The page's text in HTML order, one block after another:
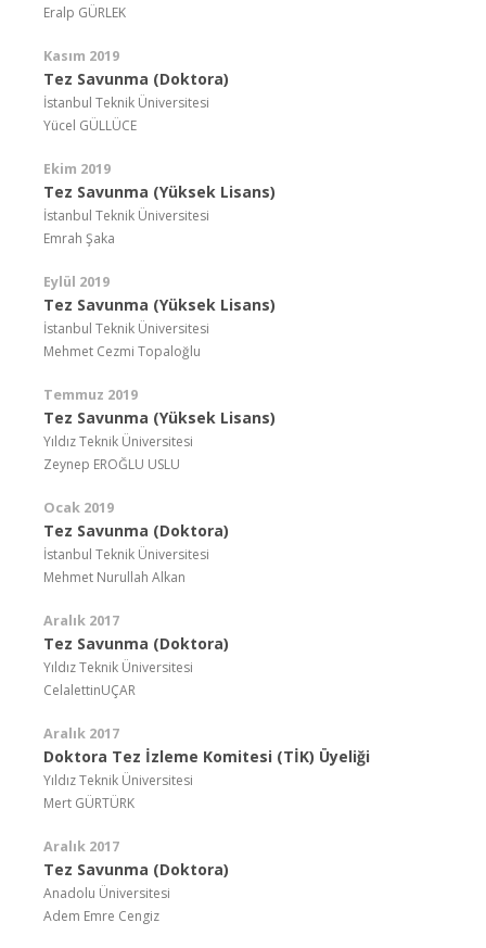
Eralp GÜRLEK
Kasım 2019
Tez Savunma (Doktora)
İstanbul Teknik Üniversitesi
Yücel GÜLLÜCE
Ekim 2019
Tez Savunma (Yüksek Lisans)
İstanbul Teknik Üniversitesi
Emrah Şaka
Eylül 2019
Tez Savunma (Yüksek Lisans)
İstanbul Teknik Üniversitesi
Mehmet Cezmi Topaloğlu
Temmuz 2019
Tez Savunma (Yüksek Lisans)
Yıldız Teknik Üniversitesi
Zeynep EROĞLU USLU
Ocak 2019
Tez Savunma (Doktora)
İstanbul Teknik Üniversitesi
Mehmet Nurullah Alkan
Aralık 2017
Tez Savunma (Doktora)
Yıldız Teknik Üniversitesi
CelalettinUÇAR
Aralık 2017
Doktora Tez İzleme Komitesi (TİK) Üyeliği
Yıldız Teknik Üniversitesi
Mert GÜRTÜRK
Aralık 2017
Tez Savunma (Doktora)
Anadolu Üniversitesi
Adem Emre Cengiz